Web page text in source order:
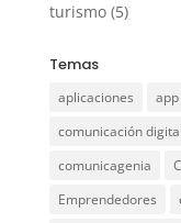
turismo(5)
Temas
aplicaciones app
comunicación digital
comunicagenia
Emprendedores